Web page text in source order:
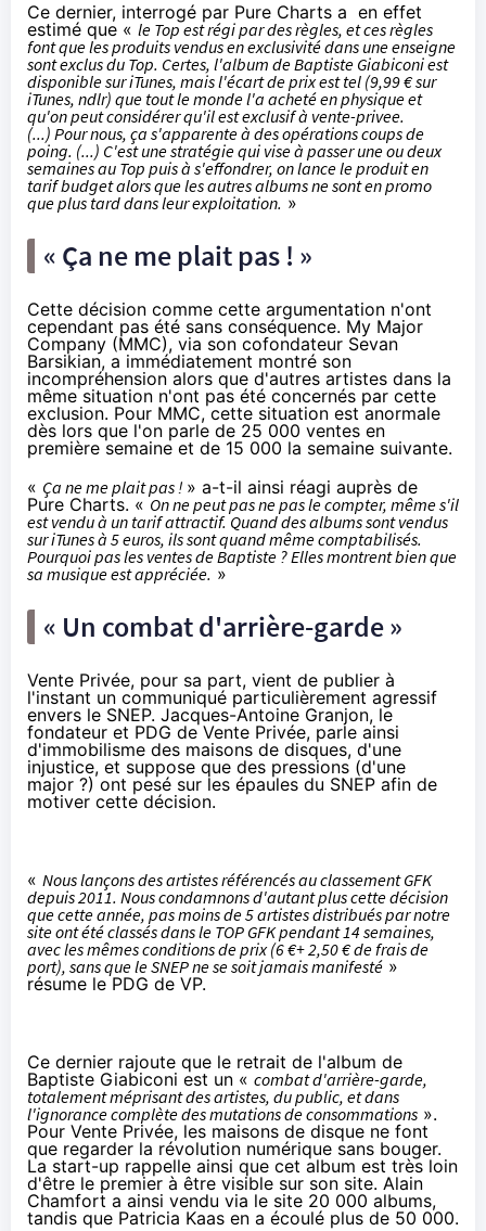
Ce dernier, interrogé par Pure Charts a en effet
estimé que « le Top est régi par des règles, et ces règles
font que les produits vendus en exclusivité dans une enseigne
sont exclus du Top. Certes, l'album de Baptiste Giabiconi est
disponible sur iTunes, mais l'écart de prix est tel (9,99 € sur
iTunes, ndlr) que tout le monde l'a acheté en physique et
qu'on peut considérer qu'il est exclusif à vente-privee.
(...) Pour nous, ça s'apparente à des opérations coups de
poing. (...) C'est une stratégie qui vise à passer une ou deux
semaines au Top puis à s'effondrer, on lance le produit en
tarif budget alors que les autres albums ne sont en promo
que plus tard dans leur exploitation. »
« Ça ne me plait pas ! »
Cette décision comme cette argumentation n'ont
cependant pas été sans conséquence. My Major
Company (MMC), via son cofondateur Sevan
Barsikian, a immédiatement montré son
incompréhension alors que d'autres artistes dans la
même situation n'ont pas été concernés par cette
exclusion. Pour MMC, cette situation est anormale
dès lors que l'on parle de 25 000 ventes en
première semaine et de 15 000 la semaine suivante.
« Ça ne me plait pas ! » a-t-il ainsi réagi auprès de
Pure Charts. « On ne peut pas ne pas le compter, même s'il
est vendu à un tarif attractif. Quand des albums sont vendus
sur iTunes à 5 euros, ils sont quand même comptabilisés.
Pourquoi pas les ventes de Baptiste ? Elles montrent bien que
sa musique est appréciée. »
« Un combat d'arrière-garde »
Vente Privée, pour sa part, vient de publier à
l'instant un communiqué particulièrement agressif
envers le SNEP. Jacques-Antoine Granjon, le
fondateur et PDG de Vente Privée, parle ainsi
d'immobilisme des maisons de disques, d'une
injustice, et suppose que des pressions (d'une
major ?) ont pesé sur les épaules du SNEP afin de
motiver cette décision.
« Nous lançons des artistes référencés au classement GFK
depuis 2011. Nous condamnons d'autant plus cette décision
que cette année, pas moins de 5 artistes distribués par notre
site ont été classés dans le TOP GFK pendant 14 semaines,
avec les mêmes conditions de prix (6 €+ 2,50 € de frais de
port), sans que le SNEP ne se soit jamais manifesté »
résume le PDG de VP.
Ce dernier rajoute que le retrait de l'album de
Baptiste Giabiconi est un « combat d'arrière-garde,
totalement méprisant des artistes, du public, et dans
l'ignorance complète des mutations de consommations ».
Pour Vente Privée, les maisons de disque ne font
que regarder la révolution numérique sans bouger.
La start-up rappelle ainsi que cet album est très loin
d'être le premier à être visible sur son site. Alain
Chamfort a ainsi vendu via le site 20 000 albums,
tandis que Patricia Kaas en a écoulé plus de 50 000.